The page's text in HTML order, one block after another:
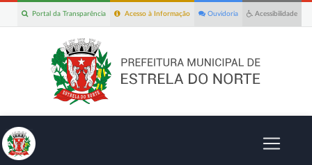
Acessibilidade
Ouvidoria
Acesso à Informação
Portal da Transparência